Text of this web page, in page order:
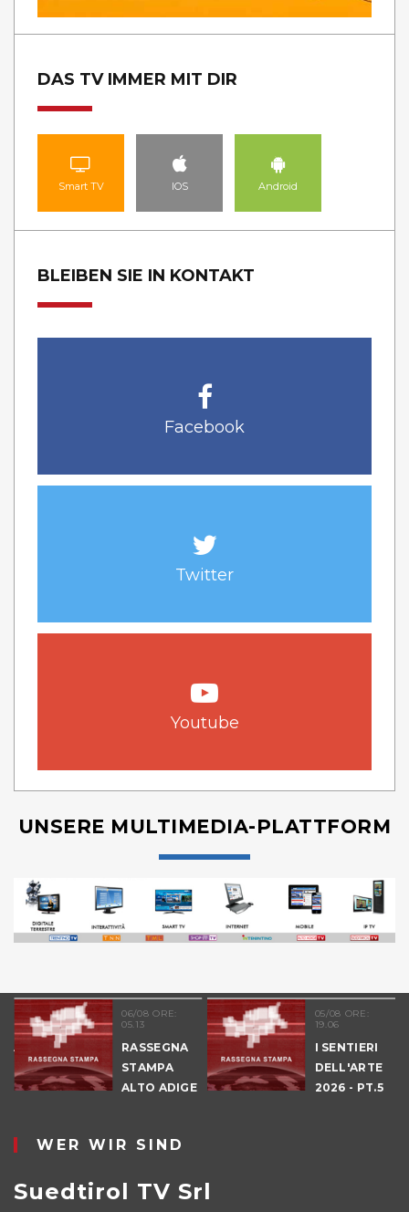
DAS TV IMMER MIT DIR
Smart TV IOS Android
BLEIBEN SIE IN KONTAKT
Facebook
Twitter
Youtube
UNSERE MULTIMEDIA-PLATTFORM
06/08 ORE:
05.13
RASSEGNA
STAMPA
ALTO ADIGE
05/08 ORE:
19.06
I SENTIERI
DELL'ARTE
2026 - PT.5
WER WIR SIND
Suedtirol TV Srl